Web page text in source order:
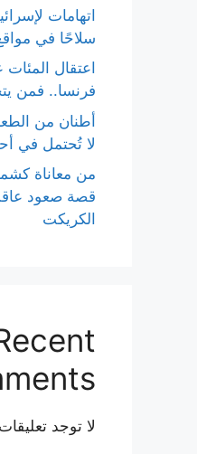
اتهامات
سلاحًا في
اعتقال
فرنسا.. فمن
أطنان من
لا تُحتمل في
من معاناة
قصة صعود
الكريكت
لا توجد